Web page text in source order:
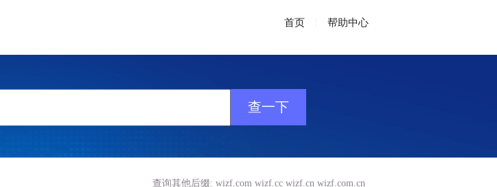
首页 帮助中心
查询其他后缀: wizf.com wizf.cc wizf.cn wizf.com.cn